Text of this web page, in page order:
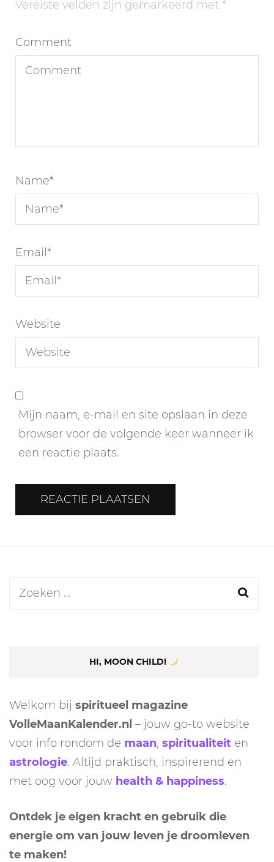
Vereiste velden zijn gemarkeerd met *
Comment
Name*
Email*
Website
Mijn naam, e-mail en site opslaan in deze
browser voor de volgende keer wanneer ik
een reactie plaats.
Zoeken
HI, MOON CHILD!
Welkom bij spiritueel magazine
VolleMaanKalender.nl – jouw go-to website
voor info rondom de maan, spiritualiteit en
astrologie. Altijd praktisch, inspirerend en
met oog voor jouw health & happiness.
Ontdek je eigen kracht en gebruik die
energie om van jouw leven je droomleven
te maken!